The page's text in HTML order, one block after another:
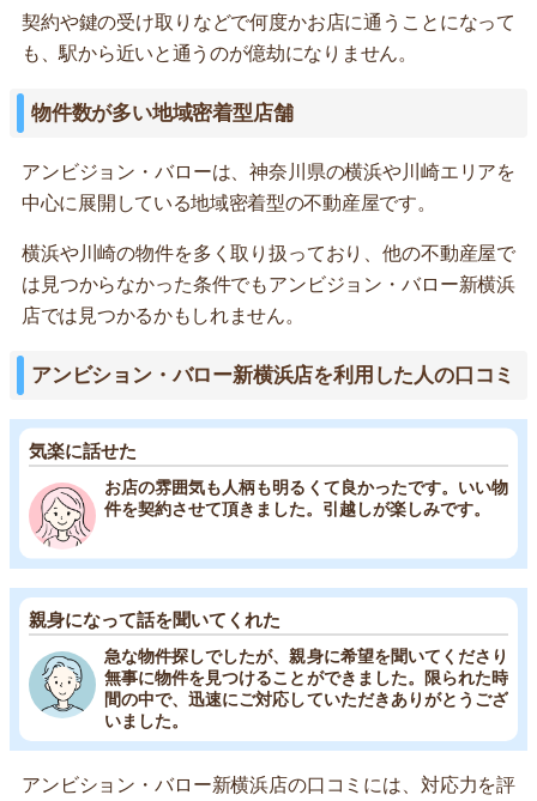
契約や鍵の受け取りなどで何度かお店に通うことになって
も、駅から近いと通うのが億劫になりません。
物件数が多い地域密着型店舗
アンビジョン・バローは、神奈川県の横浜や川崎エリアを
中心に展開している地域密着型の不動産屋です。
横浜や川崎の物件を多く取り扱っており、他の不動産屋で
は見つからなかった条件でもアンビジョン・バロー新横浜
店では見つかるかもしれません。
アンビション・バロー新横浜店を利用した人の口コミ
気楽に話せた
お店の雰囲気も人柄も明るくて良かったです。いい物
件を契約させて頂きました。引越しが楽しみです。
親身になって話を聞いてくれた
急な物件探しでしたが、親身に希望を聞いてくださり
無事に物件を見つけることができました。限られた時
間の中で、迅速にご対応していただきありがとうござ
いました。
アンビション・バロー新横浜店の口コミには、対応力を評